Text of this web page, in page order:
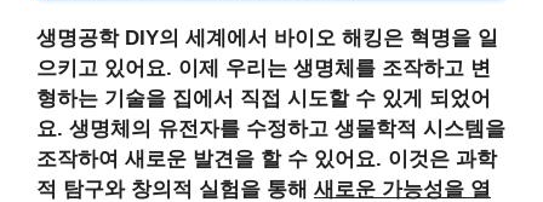
생명공학 DIY의 세계에서 바이오 해킹은 혁명을 일
으키고 있어요. 이제 우리는 생명체를 조작하고 변
형하는 기술을 집에서 직접 시도할 수 있게 되었어
요. 생명체의 유전자를 수정하고 생물학적 시스템을
조작하여 새로운 발견을 할 수 있어요. 이것은 과학
적 탐구와 창의적 실험을 통해 새로운 가능성을 열